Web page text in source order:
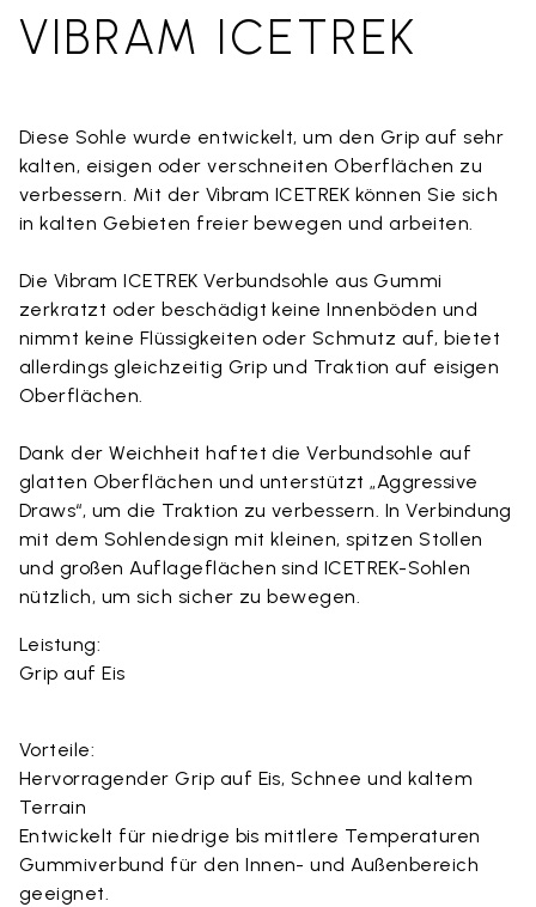
VIBRAM ICETREK
Diese Sohle wurde entwickelt, um den Grip auf sehr
kalten, eisigen oder verschneiten Oberflächen zu
verbessern. Mit der Vibram ICETREK können Sie sich
in kalten Gebieten freier bewegen und arbeiten.
Die Vibram ICETREK Verbundsohle aus Gummi
zerkratzt oder beschädigt keine Innenböden und
nimmt keine Flüssigkeiten oder Schmutz auf, bietet
allerdings gleichzeitig Grip und Traktion auf eisigen
Oberflächen.
Dank der Weichheit haftet die Verbundsohle auf
glatten Oberflächen und unterstützt „Aggressive
Draws“, um die Traktion zu verbessern. In Verbindung
mit dem Sohlendesign mit kleinen, spitzen Stollen
und großen Auflageflächen sind ICETREK-Sohlen
nützlich, um sich sicher zu bewegen.
Leistung:
Grip auf Eis
Vorteile:
Hervorragender Grip auf Eis, Schnee und kaltem
Terrain
Entwickelt für niedrige bis mittlere Temperaturen
Gummiverbund für den Innen- und Außenbereich
geeignet.